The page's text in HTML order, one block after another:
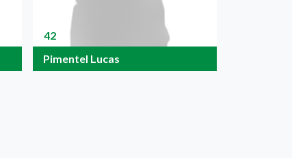
42
Pimentel Lucas